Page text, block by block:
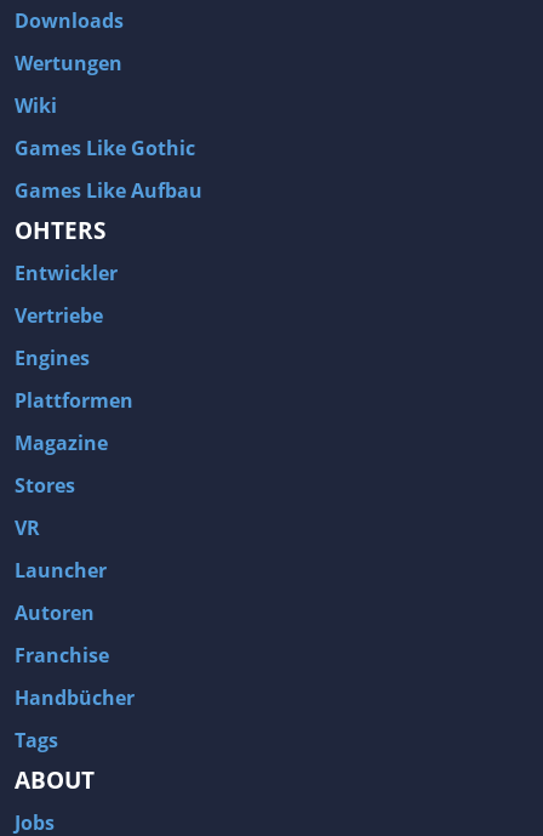
Downloads
Wertungen
Wiki
Games Like Gothic
Games Like Aufbau
OHTERS
Entwickler
Vertriebe
Engines
Plattformen
Magazine
Stores
VR
Launcher
Autoren
Franchise
Handbücher
Tags
ABOUT
Jobs